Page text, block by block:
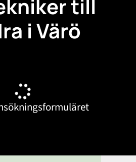
till
i Värö